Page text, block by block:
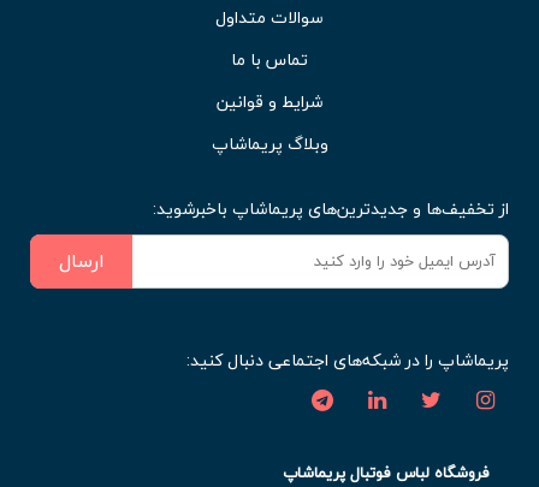
سوالات متداول
تماس با ما
شرایط و قوانین
وبلاگ پریماشاپ
از تخفیف‌ها و جدیدترین‌های پریماشاپ باخبرشوید:
ارسال
پریماشاپ را در شبکه‌های اجتماعی دنبال کنید:
فروشگاه لباس فوتبال پریماشاپ